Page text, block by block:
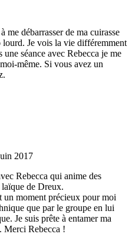
me débarrasser de ma cuirasse
lourd. Je vois la vie différemment
séance avec Rebecca je me
même. Si vous avez un
2017
Rebecca qui anime des
laïque de Dreux.
un moment précieux pour moi
que par le groupe en lui
Je suis prête à entamer ma
Merci Rebecca !